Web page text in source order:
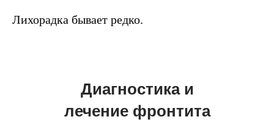
Лихорадка бывает редко.
Диагностика и
лечение фронтита